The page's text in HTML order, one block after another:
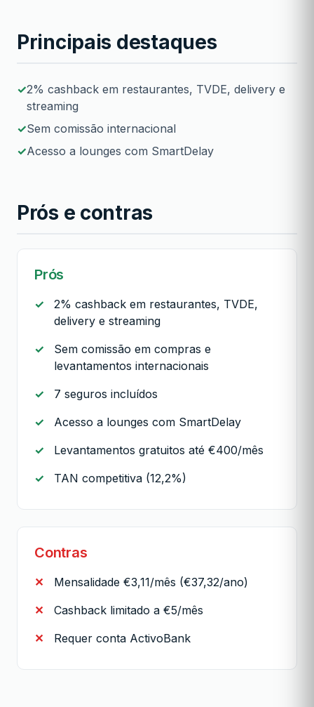
Principais destaques
2% cashback em restaurantes, TVDE, delivery e
streaming
Sem comissão internacional
Acesso a lounges com SmartDelay
Prós e contras
Prós
2% cashback em restaurantes, TVDE,
delivery e streaming
Sem comissão em compras e
levantamentos internacionais
7 seguros incluídos
Acesso a lounges com SmartDelay
Levantamentos gratuitos até €400/mês
TAN competitiva (12,2%)
Contras
Mensalidade €3,11/mês (€37,32/ano)
Cashback limitado a €5/mês
Requer conta ActivoBank